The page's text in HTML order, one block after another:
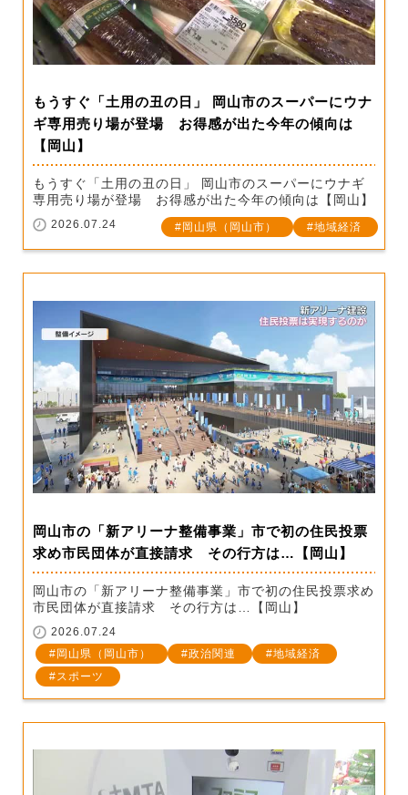
もうすぐ「土用の丑の日」 岡山市のスーパーにウナ
ギ専用売り場が登場 お得感が出た今年の傾向は
【岡山】
もうすぐ「土用の丑の日」 岡山市のスーパーにウナギ
専用売り場が登場 お得感が出た今年の傾向は【岡山】
2026.07.24 岡山県（岡山市） 地域経済
岡山市の「新アリーナ整備事業」市で初の住民投票
求め市民団体が直接請求 その行方は…【岡山】
岡山市の「新アリーナ整備事業」市で初の住民投票求め
市民団体が直接請求 その行方は…【岡山】
2026.07.24
岡山県（岡山市）
政治関連
地域経済
スポーツ